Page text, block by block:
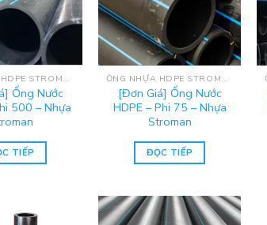
ỐNG NHỰA HDPE STROMAN
Ống Nước
500 – Nhựa
TIẾP
ỐNG NHỰA HDPE STROMAN
[Đơn Giá] Ống Nước
HDPE – Phi 75 – Nhựa
Stroman
ĐỌC TIẾP